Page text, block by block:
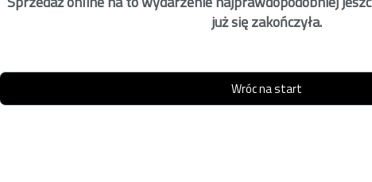
już się zakończyła.
Wróc na start